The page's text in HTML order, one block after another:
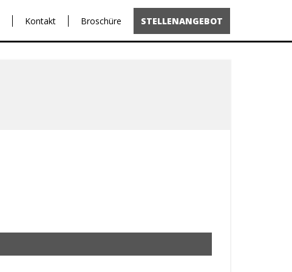
Kontakt Broschüre STELLENANGEBOT